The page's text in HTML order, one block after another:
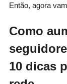
Então, agora
Como
10 dicas